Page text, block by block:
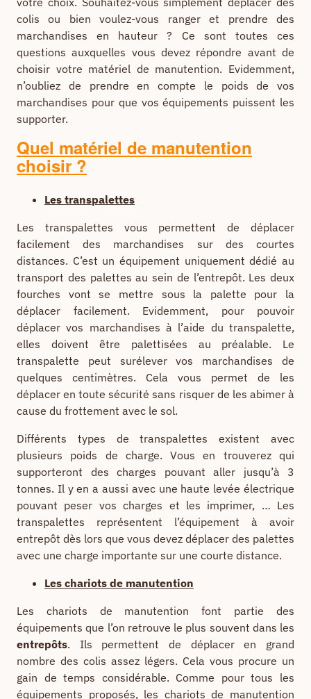
colis ou bien voulez-vous ranger et prendre des
marchandises en hauteur ? Ce sont toutes ces
questions auxquelles vous devez répondre avant de
choisir votre matériel de manutention. Evidemment,
n’oubliez de prendre en compte le poids de vos
marchandises pour que vos équipements puissent les
supporter.
Quel matériel de manutention
choisir ?
Les transpalettes
Les transpalettes vous permettent de déplacer
facilement des marchandises sur des courtes
distances. C’est un équipement uniquement dédié au
transport des palettes au sein de l’entrepôt. Les deux
fourches vont se mettre sous la palette pour la
déplacer facilement. Evidemment, pour pouvoir
déplacer vos marchandises à l’aide du transpalette,
elles doivent être palettisées au préalable. Le
transpalette peut surélever vos marchandises de
quelques centimètres. Cela vous permet de les
déplacer en toute sécurité sans risquer de les abimer à
cause du frottement avec le sol.
Différents types de transpalettes existent avec
plusieurs poids de charge. Vous en trouverez qui
supporteront des charges pouvant aller jusqu’à 3
tonnes. Il y en a aussi avec une haute levée électrique
pouvant peser vos charges et les imprimer, … Les
transpalettes représentent l’équipement à avoir
entrepôt dès lors que vous devez déplacer des palettes
avec une charge importante sur une courte distance.
Les chariots de manutention
Les chariots de manutention font partie des
équipements que l’on retrouve le plus souvent dans les
entrepôts. Ils permettent de déplacer en grand
nombre des colis assez légers. Cela vous procure un
gain de temps considérable. Comme pour tous les
équipements proposés, les chariots de manutention